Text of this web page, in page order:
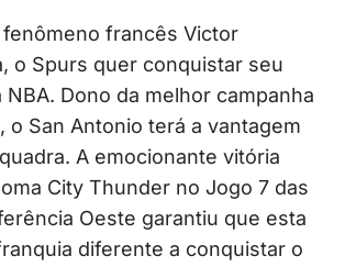
francês Victor
o Spurs quer conquistar seu
Dono da melhor campanha
o San Antonio terá a vantagem
A emocionante vitória
City Thunder no Jogo 7 das
Oeste garantiu que esta
diferente a conquistar o